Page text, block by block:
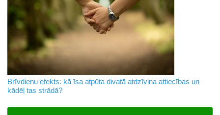
Brīvdienu efekts: kā īsa atpūta divatā atdzīvina attiecības un
kādēļ tas strādā?